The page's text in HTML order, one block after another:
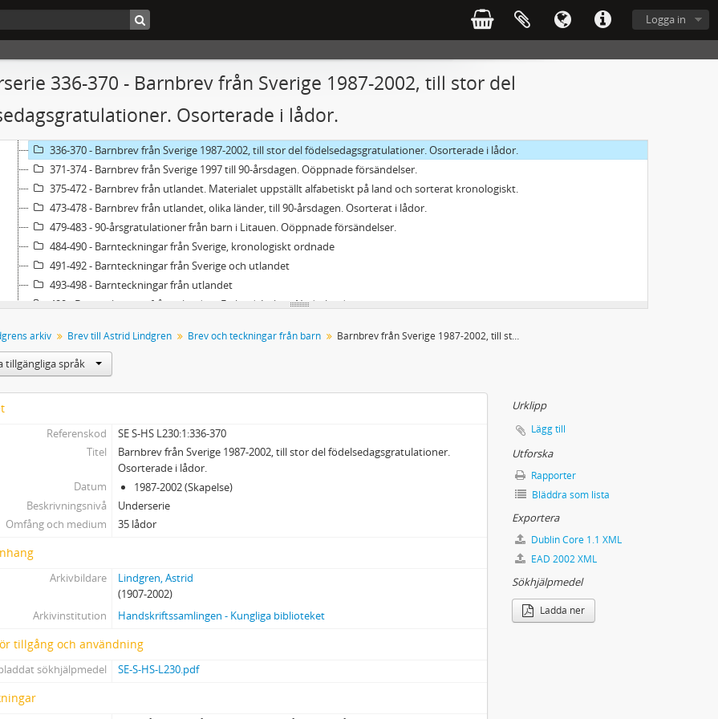
Logga in
336-370 - Barnbrev från Sverige 1987-2002, till stor del
Osorterade i lådor.
293 - Cirkulär från barnboksorganisationer
294 - Cirkulär från barn- och familjeorganisationer
296 - Cirkulär från politiska partier, politiska organisationer
297 - Cirkulär från diverse organisationer och institutioner
Brev och teckningar från barn
298-335 - Barnbrev från Sverige, kronologiskt sorterade i kapslar
336-370 - Barnbrev från Sverige 1987-2002, till stor del födelsedagsgratulationer. Osorterade i lådor.
371-374 - Barnbrev från Sverige 1997 till 90-årsdagen. Oöppnade försändelser.
375-472 - Barnbrev från utlandet. Materialet uppställt alfabetiskt på land och sorterat kronologiskt.
473-478 - Barnbrev från utlandet, olika länder, till 90-årsdagen. Osorterat i lådor.
479-483 - 90-årsgratulationer från barn i Litauen. Oöppnade försändelser.
484-490 - Barnteckningar från Sverige, kronologiskt ordnade
491-492 - Barnteckningar från Sverige och utlandet
493-498 - Barnteckningar från utlandet
499 - Barnteckningar från utlandet - Finland, Italien, Nederländerna
502 - Barnteckningar i stort format, från olika länder
2 - Brev från Astrid Lindgren
3 - Brev mellan andra
6 - Korrektur (delvis storstilskopior)
7 - Översättningar av Astrid Lindgrens verk
9 - Teaterprogram. Konsertprogram. Utställningsprogram
10 - Otryckta uppsatser om A. Lindgren (universitets- och högskoleuppsatser)
11 - Mottagna manuskript (av andra skribenter)
12 - Musikalier
13 - Ljud- och videoinspelningar
15 - Bildkonst: teckningar, tryck m.m.
17 - Pressklipp
18 - Tryck
20 - Föremål
arkiv Brev till Astrid Lindgren Brev och teckningar från barn Barnbrev från Sverige 1987-2002, till stor del födelsedagsgratulationer. Osorterade i lådor.
tillgängliga språk
Referenskod
SE S-HS L230:1:336-370
Titel
Barnbrev från Sverige 1987-2002, till stor del födelsedagsgratulationer.
Osorterade i lådor.
Datum
1987-2002 (Skapelse)
Beskrivningsnivå
Underserie
Omfång och medium
35 lådor
Arkivbildare
Lindgren, Astrid
(1907-2002)
Arkivinstitution
Handskriftssamlingen - Kungliga biblioteket
tillgång och användning
sökhjälpmedel SE-S-HS-L230.pdf
Urklipp
Lägg till
Utforska
Rapporter
Bläddra som lista
Exportera
Dublin Core 1.1 XML
EAD 2002 XML
Sökhjälpmedel
Ladda ner